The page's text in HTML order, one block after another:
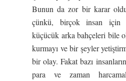
Bunun da zor bir karar
çünkü, birçok insan için
küçücük arka bahçeleri bile
kurmayı ve bir şeyler
bir olay. Fakat bazı
para ve zaman